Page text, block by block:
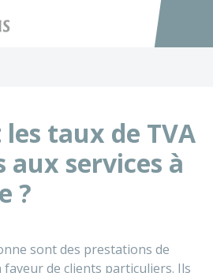
Accéder
taux de TVA
aux services à
?
sont des prestations de
faveur de clients particuliers. Ils